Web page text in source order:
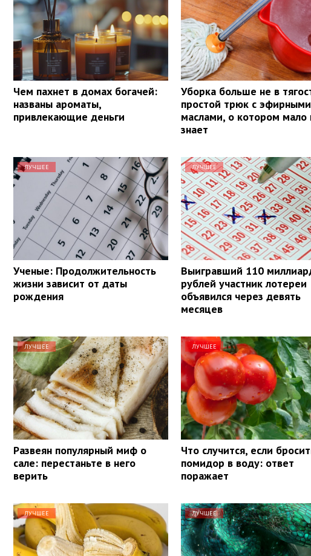
Чем пахнет в домах богачей:
названы ароматы,
привлекающие деньги
Уборка больше не в
простой трюк с эфирными
маслами, о котором мало
знает
ЛУЧШЕЕ
Ученые: Продолжительность
жизни зависит от даты
рождения
ЛУЧШЕЕ
Выигравший 110
рублей участник лотереи
объявился через девять
месяцев
ЛУЧШЕЕ
Развеян популярный миф о
сале: перестаньте в него
верить
ЛУЧШЕЕ
Что случится, если
помидор в воду: ответ
поражает
ЛУЧШЕЕ ЛУЧШЕЕ